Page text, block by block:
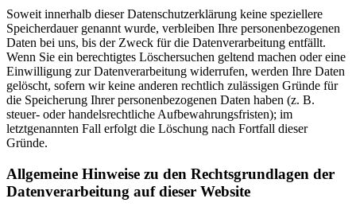
Soweit innerhalb dieser Datenschutzerklärung keine speziellere
Speicherdauer genannt wurde, verbleiben Ihre personenbezogenen
Daten bei uns, bis der Zweck für die Datenverarbeitung entfällt.
Wenn Sie ein berechtigtes Löschersuchen geltend machen oder eine
Einwilligung zur Datenverarbeitung widerrufen, werden Ihre Daten
gelöscht, sofern wir keine anderen rechtlich zulässigen Gründe für
die Speicherung Ihrer personenbezogenen Daten haben (z. B.
steuer- oder handelsrechtliche Aufbewahrungsfristen); im
letztgenannten Fall erfolgt die Löschung nach Fortfall dieser
Gründe.
Allgemeine Hinweise zu den Rechtsgrundlagen der
Datenverarbeitung auf dieser Website